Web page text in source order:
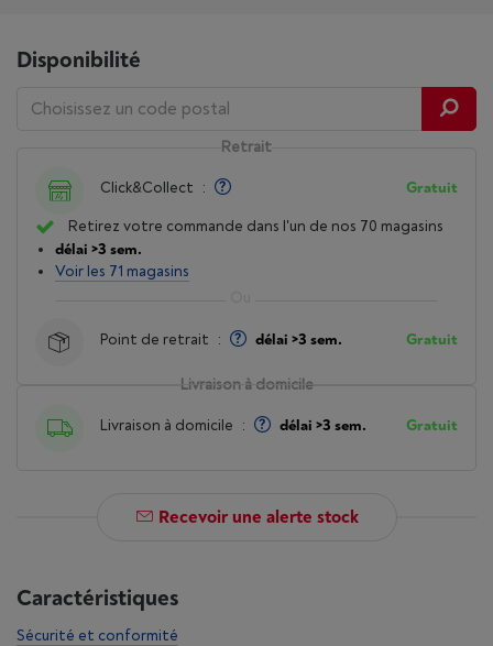
Disponibilité
Livraison à domicile
Livraison à domicile : délai >3 sem. Gratuit
Retrait
Click&Collect : Gratuit
Retirez votre commande dans l'un de nos 70 magasins
délai >3 sem.
Voir les 71 magasins
Point de retrait : délai >3 sem. Gratuit
Recevoir une alerte stock
Caractéristiques
Sécurité et conformité